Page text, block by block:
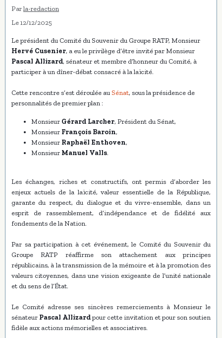
Parla-redaction
Le 12/12/2025
Le président du Comité du Souvenir du Groupe RATP, Monsieur
Hervé Cusenier, a eu le privilège d’être invité par Monsieur
Pascal Allizard, sénateur et membre d’honneur du Comité, à
participer à un dîner-débat consacré à la laïcité.
Cette rencontre s’est déroulée au Sénat, sous la présidence de
personnalités de premier plan :
Monsieur Gérard Larcher, Président du Sénat,
Monsieur François Baroin,
Monsieur Raphaël Enthoven,
Monsieur Manuel Valls.
Les échanges, riches et constructifs, ont permis d’aborder les
enjeux actuels de la laïcité, valeur essentielle de la République,
garante du respect, du dialogue et du vivre-ensemble, dans un
esprit de rassemblement, d’indépendance et de fidélité aux
fondements de la Nation.
Par sa participation à cet événement, le Comité du Souvenir du
Groupe RATP réaffirme son attachement aux principes
républicains, à la transmission de la mémoire et à la promotion des
valeurs citoyennes, dans une vision exigeante de l’unité nationale
et du sens de l’État.
Le Comité adresse ses sincères remerciements à Monsieur le
sénateur Pascal Allizardpour cette invitation et pour son soutien
fidèle aux actions mémorielles et associatives.